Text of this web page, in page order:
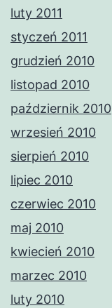
luty 2011
styczeń 2011
grudzień 2010
listopad 2010
październik 2010
wrzesień 2010
sierpień 2010
lipiec 2010
czerwiec 2010
maj 2010
kwiecień 2010
marzec 2010
luty 2010